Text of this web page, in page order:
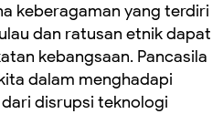
keberagaman yang terdiri
dan ratusan etnik dapat
kebangsaan. Pancasila
dalam menghadapi
disrupsi teknologi